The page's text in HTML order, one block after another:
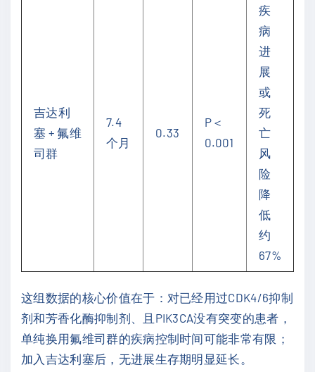
吉达利
塞 + 氟维
司群
7.4
个月
0.33
P＜
0.001
疾
病
进
展
或
死
亡
风
险
降
低
约
67%
这组数据的核心价值在于：对已经用过CDK4/6抑制
剂和芳香化酶抑制剂、且PIK3CA没有突变的患者，
单纯换用氟维司群的疾病控制时间可能非常有限；
加入吉达利塞后，无进展生存期明显延长。